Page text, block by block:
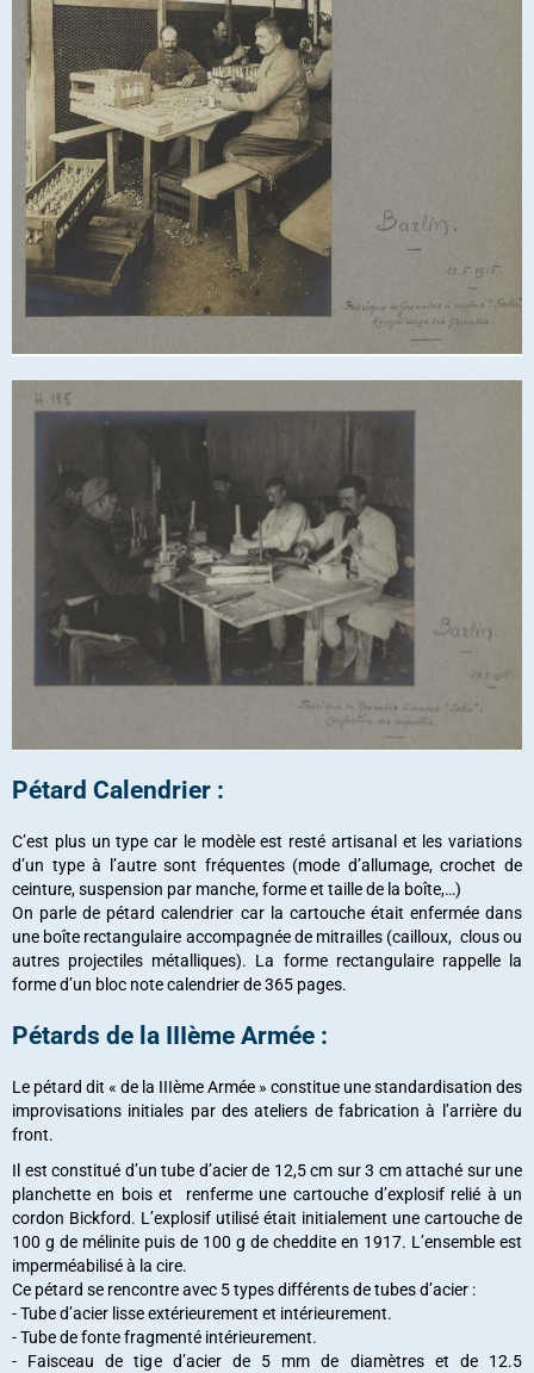
Pétard Calendrier :
C’est plus un type car le modèle est resté artisanal et les variations
d’un type à l’autre sont fréquentes (mode d’allumage, crochet de
ceinture, suspension par manche, forme et taille de la boîte,…)
On parle de pétard calendrier car la cartouche était enfermée dans
une boîte rectangulaire accompagnée de mitrailles (cailloux, clous ou
autres projectiles métalliques). La forme rectangulaire rappelle la
forme d’un bloc note calendrier de 365 pages.
Pétards de la IIIème Armée :
Le pétard dit « de la IIIème Armée » constitue une standardisation des
improvisations initiales par des ateliers de fabrication à l’arrière du
front.
Il est constitué d’un tube d’acier de 12,5 cm sur 3 cm attaché sur une
planchette en bois et renferme une cartouche d’explosif relié à un
cordon Bickford. L’explosif utilisé était initialement une cartouche de
100 g de mélinite puis de 100 g de cheddite en 1917. L’ensemble est
imperméabilisé à la cire.
Ce pétard se rencontre avec 5 types différents de tubes d’acier :
- Tube d’acier lisse extérieurement et intérieurement.
- Tube de fonte fragmenté intérieurement.
- Faisceau de tige d’acier de 5 mm de diamètres et de 12.5